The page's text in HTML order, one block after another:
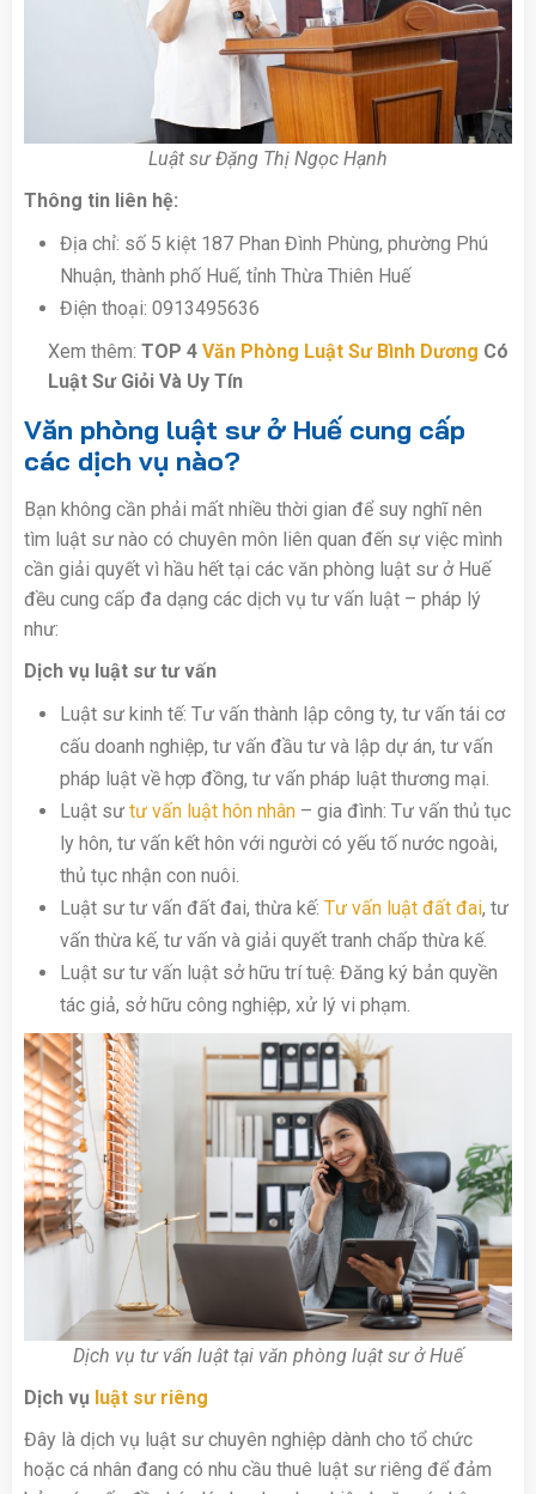
Luật sư Đặng Thị Ngọc Hạnh
Thông tin liên hệ:
Địa chỉ: số 5 kiệt 187 Phan Đình Phùng, phường Phú
Nhuận, thành phố Huế, tỉnh Thừa Thiên Huế
Điện thoại: 0913495636
Xem thêm: TOP 4 Văn Phòng Luật Sư Bình Dương Có
Luật Sư Giỏi Và Uy Tín
Văn phòng luật sư ở Huế cung cấp
các dịch vụ nào?
Bạn không cần phải mất nhiều thời gian để suy nghĩ nên
tìm luật sư nào có chuyên môn liên quan đến sự việc mình
cần giải quyết vì hầu hết tại các văn phòng luật sư ở Huế
đều cung cấp đa dạng các dịch vụ tư vấn luật – pháp lý
như:
Dịch vụ luật sư tư vấn
Luật sư kinh tế: Tư vấn thành lập công ty, tư vấn tái cơ
cấu doanh nghiệp, tư vấn đầu tư và lập dự án, tư vấn
pháp luật về hợp đồng, tư vấn pháp luật thương mại.
Luật sư tư vấn luật hôn nhân – gia đình: Tư vấn thủ tục
ly hôn, tư vấn kết hôn với người có yếu tố nước ngoài,
thủ tục nhận con nuôi.
Luật sư tư vấn đất đai, thừa kế: Tư vấn luật đất đai, tư
vấn thừa kế, tư vấn và giải quyết tranh chấp thừa kế.
Luật sư tư vấn luật sở hữu trí tuệ: Đăng ký bản quyền
tác giả, sở hữu công nghiệp, xử lý vi phạm.
Dịch vụ tư vấn luật tại văn phòng luật sư ở Huế
Dịch vụ luật sư riêng
Đây là dịch vụ luật sư chuyên nghiệp dành cho tổ chức
hoặc cá nhân đang có nhu cầu thuê luật sư riêng để đảm